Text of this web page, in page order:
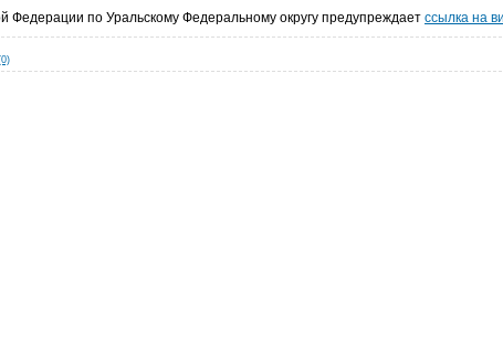
Федерации по Уральскому Федеральному округу предупреждает ссылка на